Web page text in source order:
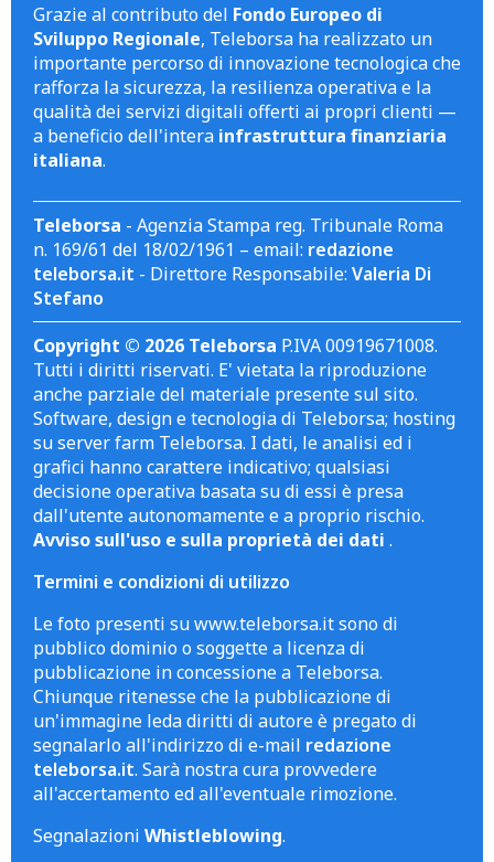
Grazie al contributo del Fondo Europeo di
Sviluppo Regionale, Teleborsa ha realizzato un
importante percorso di innovazione tecnologica che
rafforza la sicurezza, la resilienza operativa e la
qualità dei servizi digitali offerti ai propri clienti —
a beneficio dell'intera infrastruttura finanziaria
italiana.
Teleborsa - Agenzia Stampa reg. Tribunale Roma
n. 169/61 del 18/02/1961 – email: redazione
teleborsa.it - Direttore Responsabile: Valeria Di
Stefano
Copyright © 2026 Teleborsa P.IVA 00919671008.
Tutti i diritti riservati. E' vietata la riproduzione
anche parziale del materiale presente sul sito.
Software, design e tecnologia di Teleborsa; hosting
su server farm Teleborsa. I dati, le analisi ed i
grafici hanno carattere indicativo; qualsiasi
decisione operativa basata su di essi è presa
dall'utente autonomamente e a proprio rischio.
Avviso sull'uso e sulla proprietà dei dati .
Termini e condizioni di utilizzo
Le foto presenti su www.teleborsa.it sono di
pubblico dominio o soggette a licenza di
pubblicazione in concessione a Teleborsa.
Chiunque ritenesse che la pubblicazione di
un'immagine leda diritti di autore è pregato di
segnalarlo all'indirizzo di e-mail redazione
teleborsa.it. Sarà nostra cura provvedere
all'accertamento ed all'eventuale rimozione.
Segnalazioni Whistleblowing.